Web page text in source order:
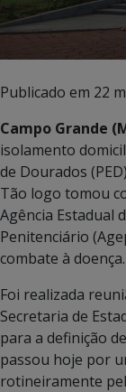
Publicado em 22
Campo Grande
isolamento
de Dourados
Tão logo tomou
Agência Estadual
Penitenciário
combate à doença.
Foi realizada
Secretaria de
para a definição
passou hoje por
rotineiramente